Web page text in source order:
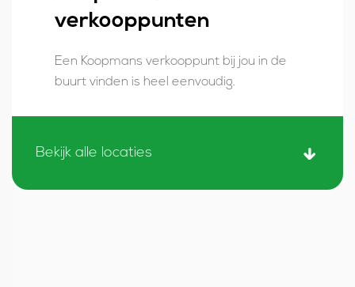
verkooppunten
Een Koopmans verkooppunt bij jou in de
buurt vinden is heel eenvoudig.
Bekijk alle locaties